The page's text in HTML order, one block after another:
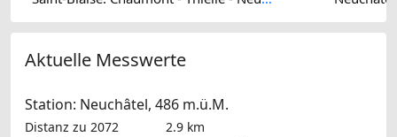
Aktuelle Messwerte
Station: Neuchâtel, 486 m.ü.M.
Distanz zu 2072
2.9 km